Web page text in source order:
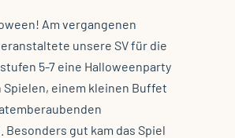
Am vergangenen
unsere SV für die
5-7 eine Halloweenparty
Spielen, einem kleinen Buffet
Besonders gut kam das Spiel